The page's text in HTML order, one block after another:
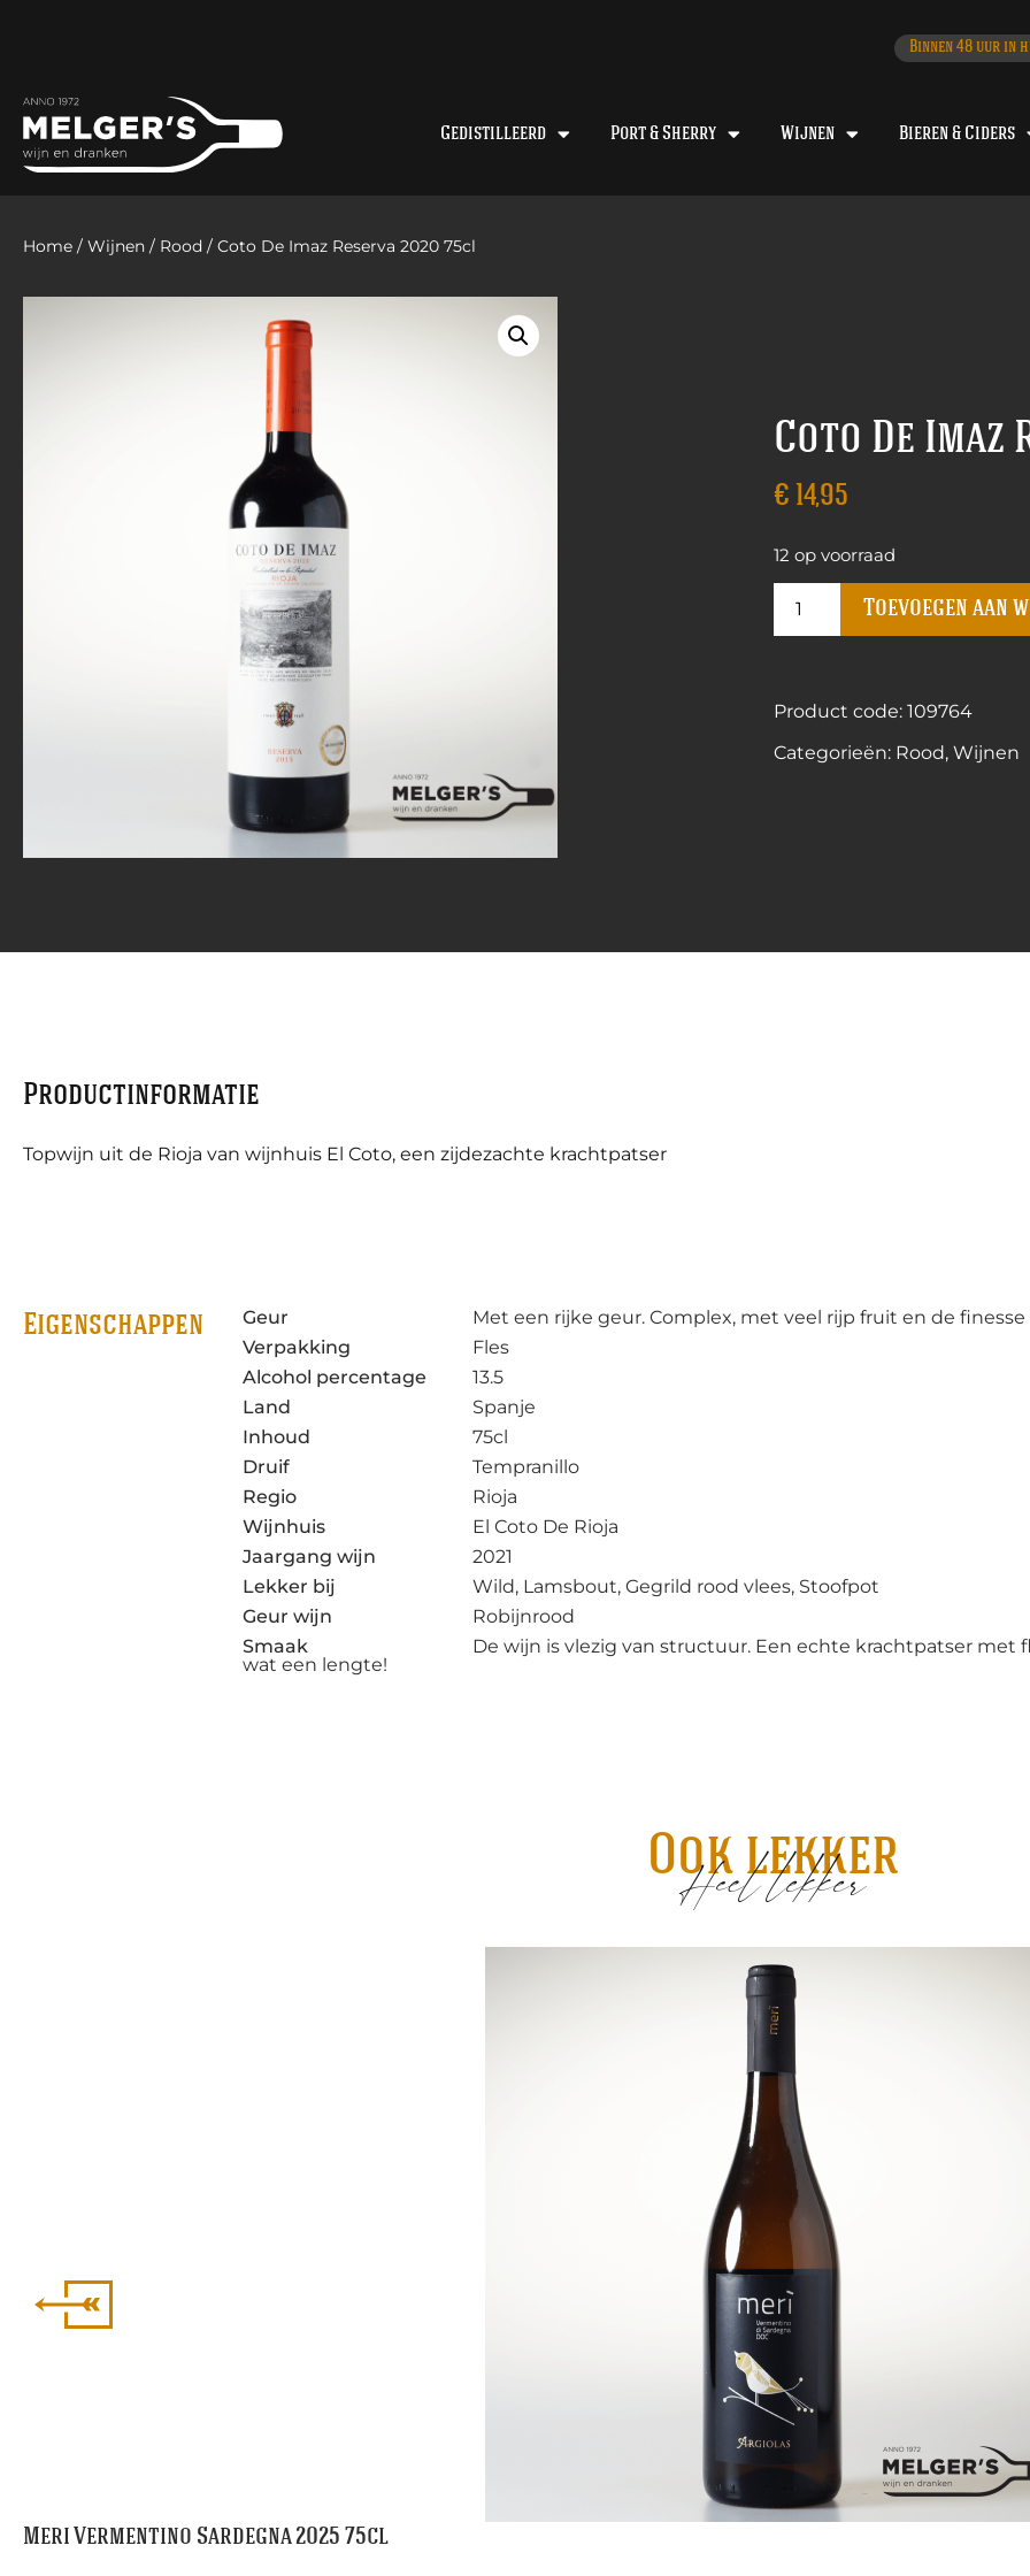
Binnen 48 uur in
Gedistilleerd Port & Sherry Wijnen Bieren & Ciders
Home / Wijnen / Rood / Coto De Imaz Reserva 2020 75cl
Coto De Imaz
€ 14,95
12 op voorraad
Toevoegen aan
Product code: 109764
Categorieën: Rood,Wijnen
Productinformatie
Topwijn uit de Rioja van wijnhuis El Coto, een zijdezachte krachtpatser
Eigenschappen Geur
Met een rijke geur. Complex, met veel rijp fruit en de finesse
Verpakking
Fles
Alcohol percentage
13.5
Land
Spanje
Inhoud
75cl
Druif
Tempranillo
Regio
Rioja
Wijnhuis
El Coto De Rioja
Jaargang wijn
2021
Lekker bij
Wild, Lamsbout, Gegrild rood vlees, Stoofpot
Geur wijn
Robijnrood
Smaak
De wijn is vlezig van structuur. Een echte krachtpatser met
wat een lengte!
Ook lekker
Heel lekker
Meri Vermentino Sardegna 2025 75cl